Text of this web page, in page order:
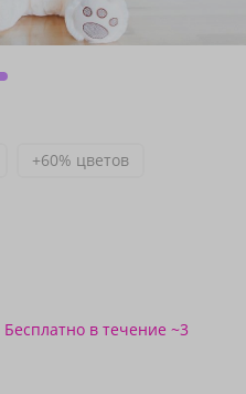
+60% цветов
Бесплатно в течение ~3